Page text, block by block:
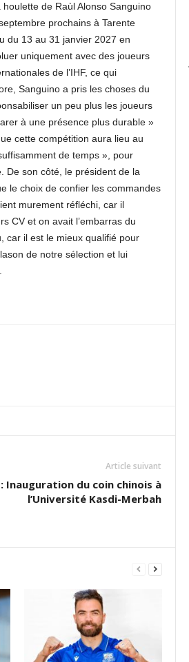
de Raùl Alonso Sanguino
prochains à Tarente
du 13 au 31 janvier 2027 en
uniquement avec des joueurs
de l’IHF, ce qui
Sanguino a pris les choses du
un peu plus les joueurs
à une présence plus durable »
cette compétition aura lieu au
de temps », pour
De son côté, le président de la
le choix de confier les commandes
murement réfléchi, car il
CV et on avait l’embarras du
car il est le mieux qualifié pour
de notre sélection et lui
Article suivant
Inauguration du coin chinois à
l’Université Kasdi-Merbah